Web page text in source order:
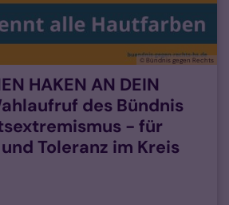
© Bündnis gegen Rechts
HAKEN AN DEIN
des Bündnis
- für
Toleranz im Kreis